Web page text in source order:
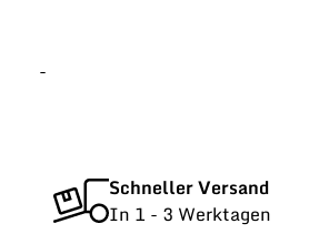
-
Schneller Versand
In 1 - 3 Werktagen